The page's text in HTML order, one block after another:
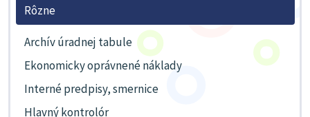
Rôzne
Archív úradnej tabule
Ekonomicky oprávnené náklady
Interné predpisy, smernice
Hlavný kontrolór